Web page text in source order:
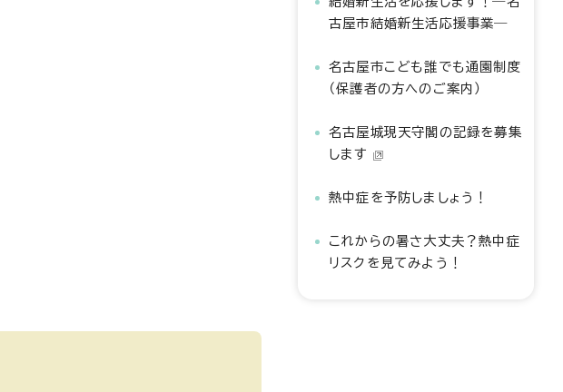
古屋市結婚新生活応援事業―
名古屋市こども誰でも通園制度
（保護者の方へのご案内）
名古屋城現天守閣の記録を募集
します
熱中症を予防しましょう！
これからの暑さ大丈夫？熱中症
リスクを見てみよう！